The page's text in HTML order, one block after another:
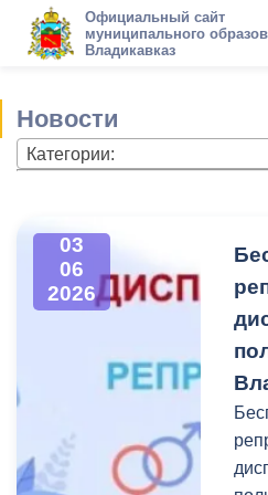
Официальный сайт
муниципального
Владикавказ
Новости
Категории:
03
06
2026